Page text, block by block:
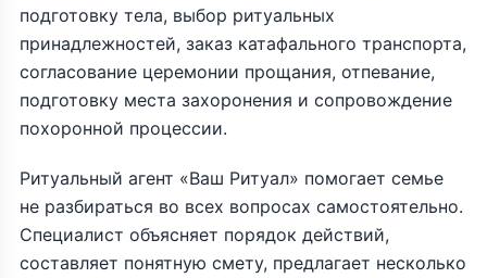
подготовку тела, выбор ритуальных
принадлежностей, заказ катафального транспорта,
согласование церемонии прощания, отпевание,
подготовку места захоронения и сопровождение
похоронной процессии.
Ритуальный агент «Ваш Ритуал» помогает семье
не разбираться во всех вопросах самостоятельно.
Специалист объясняет порядок действий,
составляет понятную смету, предлагает несколько